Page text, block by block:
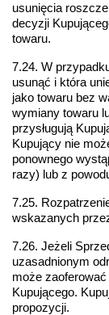
usunięcia
decyzji
towaru.
7.24. W
usunąć i która
jako towaru bez
wymiany towaru
przysługują
Kupujący nie
ponownego
razy) lub z
7.25.
wskazanych
7.26. Jeżeli
uzasadnionym
może
Kupującego.
propozycji.